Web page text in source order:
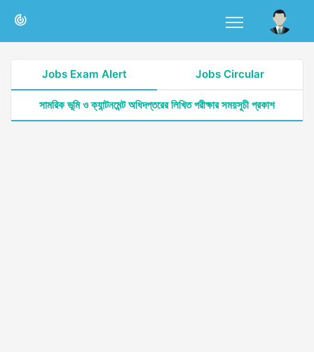
Jobs Exam Alert Jobs Circular
সামরিক ভূমি ও ক্যান্টনমেন্ট অধিদপ্তরের লিখিত পরীক্ষার সময়সূচী প্রকাশ